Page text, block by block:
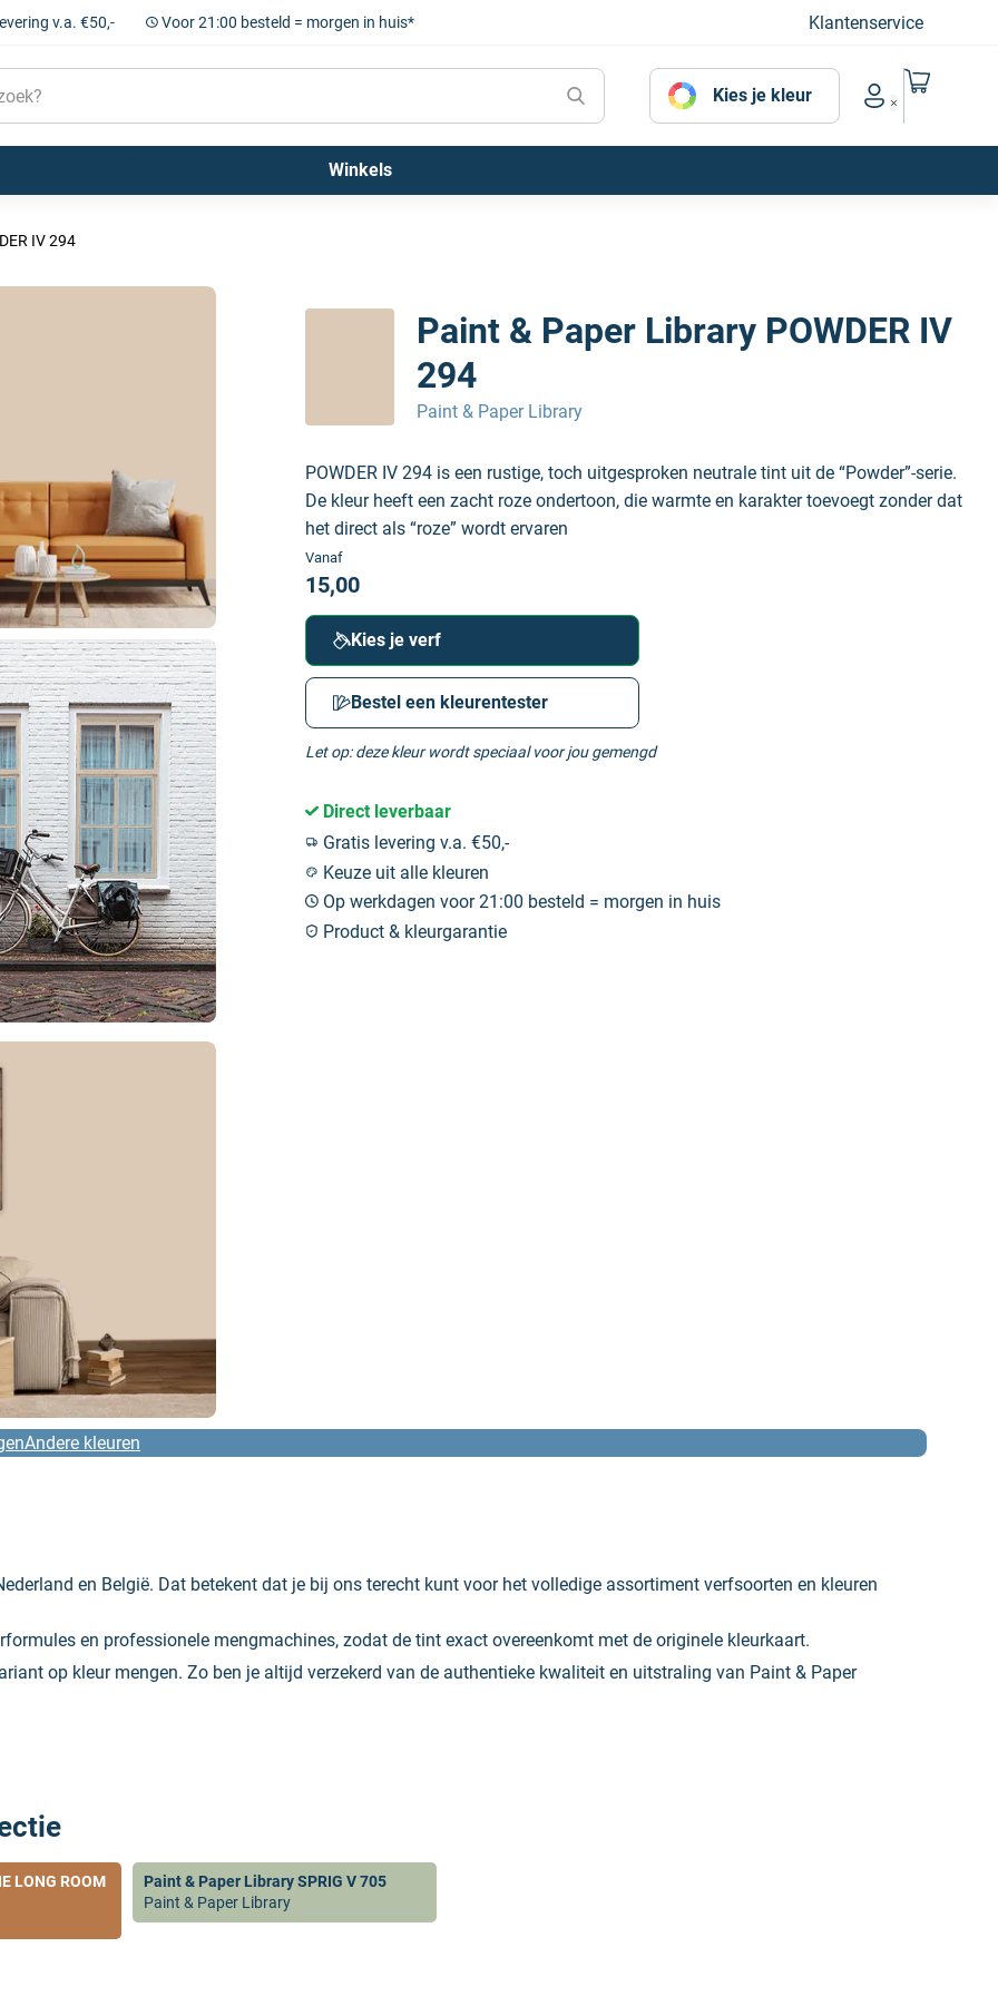
v.a. €50,- Voor 21:00 besteld = morgen in huis* Klantenservice
Kies je kleur
Account menu
Naar mijn
Winkels
IV 294
Paint & Paper Library POWDER IV
294
Paint & Paper Library
POWDER IV 294 is een rustige, toch uitgesproken neutrale tint uit de “Powder”-serie.
De kleur heeft een zacht roze ondertoon, die warmte en karakter toevoegt zonder dat
het direct als “roze” wordt ervaren
Vanaf
15,00
Kies je verf
Bestel een kleurentester
Let op: deze kleur wordt speciaal voor jou gemengd
Direct leverbaar
Gratis levering v.a. €50,-
Keuze uit alle kleuren
Op werkdagen voor 21:00 besteld = morgen in huis
Product & kleurgarantie
Andere kleuren
en België. Dat betekent dat je bij ons terecht kunt voor het volledige assortiment verfsoorten en kleuren
en professionele mengmachines, zodat de tint exact overeenkomt met de originele kleurkaart.
op kleur mengen. Zo ben je altijd verzekerd van de authentieke kwaliteit en uitstraling van Paint & Paper
LONG ROOM
Paint & Paper Library SPRIG V 705
Paint & Paper Library